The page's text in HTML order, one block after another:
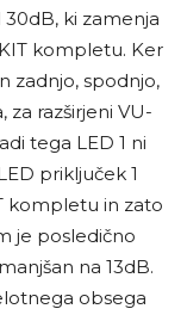
ki zamenja
kompletu. Ker
zadnjo, spodnjo,
za razširjeni VU-
tega LED 1 ni
priključek 1
kompletu in zato
je posledično
na 13dB.
obsega